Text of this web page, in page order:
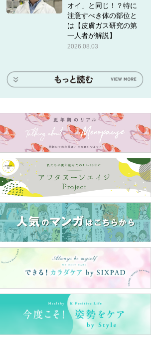
オイ」と同じ！？特に
注意すべき体の部位と
は【皮膚ガス研究の第
一人者が解説】
2026.08.03